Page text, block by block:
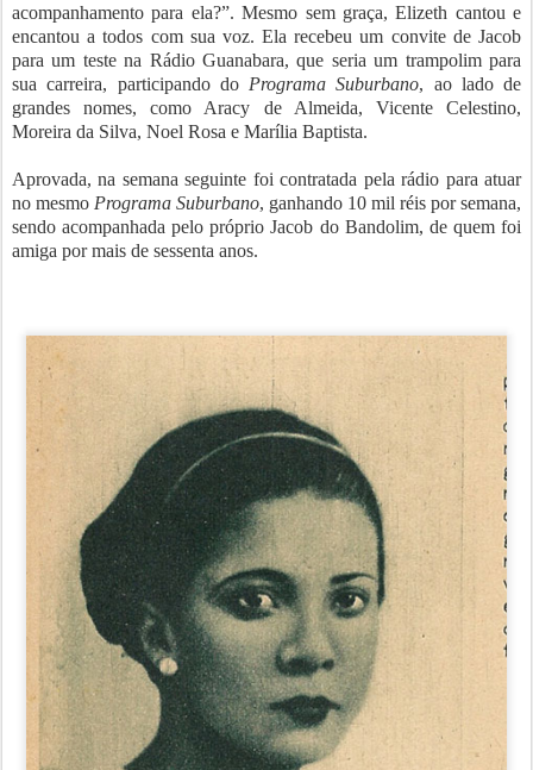
acompanhamento para ela?”. Mesmo sem graça, Elizeth cantou e
encantou a todos com sua voz. Ela recebeu um convite de Jacob
para um teste na Rádio Guanabara, que seria um trampolim para
sua carreira, participando do Programa Suburbano, ao lado de
grandes nomes, como Aracy de Almeida, Vicente Celestino,
Moreira da Silva, Noel Rosa e Marília Baptista.
Aprovada, na semana seguinte foi contratada pela rádio para atuar
no mesmo Programa Suburbano, ganhando 10 mil réis por semana,
sendo acompanhada pelo próprio Jacob do Bandolim, de quem foi
amiga por mais de sessenta anos.